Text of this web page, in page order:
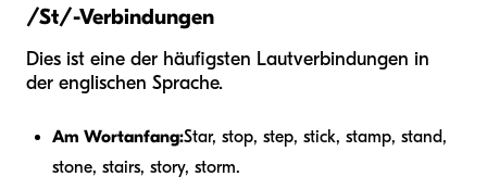
/St/-Verbindungen
Dies ist eine der häufigsten Lautverbindungen in
der englischen Sprache.
Am Wortanfang:Star, stop, step, stick, stamp, stand,
stone, stairs, story, storm.